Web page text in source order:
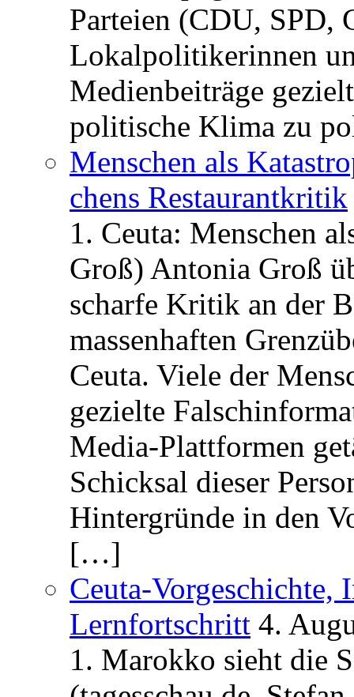
Parteien (CDU, SPD,
Lokalpolitikerinnen
Medienbeiträge
politische Klima zu
Menschen als
chens Restau­rant­kritik
1. Ceuta: Menschen
Groß) Antonia Groß
scharfe Kritik an der
massenhaften
Ceuta. Viele der
gezielte
Media-Plattformen
Schicksal dieser
Hintergründe in den
[…]
Ceuta-Vorgeschichte,
Lernfortschritt 4.
1. Marokko sieht die